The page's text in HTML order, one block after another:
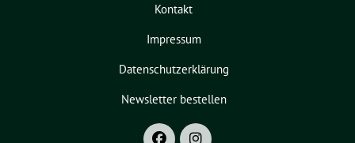
Kontakt
Impressum
Datenschutzerklärung
Newsletter bestellen